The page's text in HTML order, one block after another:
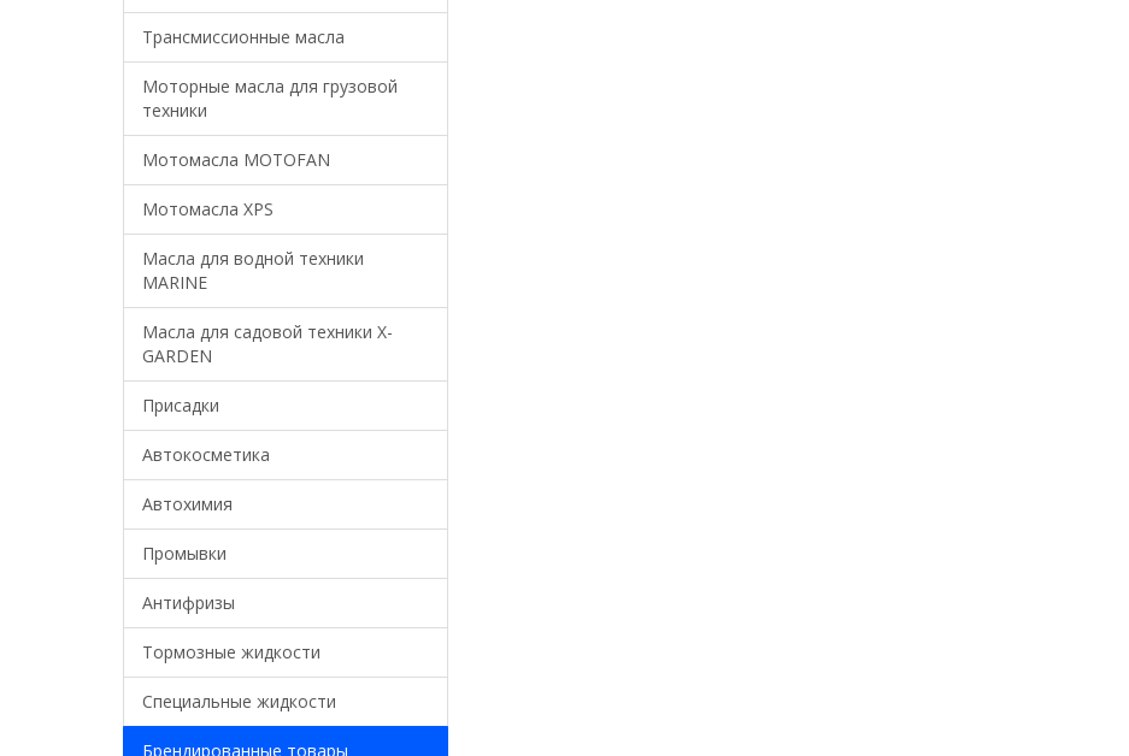
Трансмиссионные масла
Моторные масла для грузовой
техники
Мотомасла MOTOFAN
Мотомасла XPS
Масла для водной техники
MARINE
Масла для садовой техники X-
GARDEN
Присадки
Автокосметика
Автохимия
Промывки
Антифризы
Тормозные жидкости
Специальные жидкости
Брендированные товары